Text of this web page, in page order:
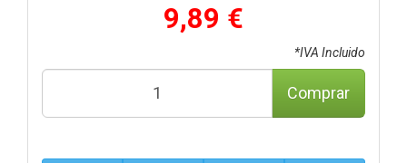
9,89 €
*IVA Incluido
Comprar